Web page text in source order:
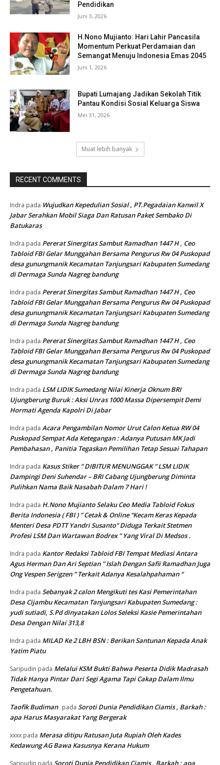
Pendidikan
Juni 3, 2026
H.Nono Mujianto: Hari Lahir Pancasila
Momentum Perkuat Perdamaian dan
Semangat Menuju Indonesia Emas 2045
Juni 1, 2026
Bupati Lumajang Jadikan Sekolah Titik
Pantau Kondisi Sosial Keluarga Siswa
Mei 31, 2026
Muat lebih banyak
RECENT COMMENTS
Indra pada Wujudkan Kepedulian Sosial , PT.Pegadaian Kanwil X
Jabar Serahkan Mobil Siaga Dan Ratusan Paket Sembako Di
Batukaras
Indra pada Pererat Sinergitas Sambut Ramadhan 1447 H , Ceo
Tabloid FBI Gelar Munggahan Bersama Pengurus Rw 04 Puskopad
desa gunungmanik Kecamatan Tanjungsari Kabupaten Sumedang
di Dermaga Sunda Nagreg bandung
Indra pada Pererat Sinergitas Sambut Ramadhan 1447 H , Ceo
Tabloid FBI Gelar Munggahan Bersama Pengurus Rw 04 Puskopad
desa gunungmanik Kecamatan Tanjungsari Kabupaten Sumedang
di Dermaga Sunda Nagreg bandung
Indra pada Pererat Sinergitas Sambut Ramadhan 1447 H , Ceo
Tabloid FBI Gelar Munggahan Bersama Pengurus Rw 04 Puskopad
desa gunungmanik Kecamatan Tanjungsari Kabupaten Sumedang
di Dermaga Sunda Nagreg bandung
Indra pada LSM LIDIK Sumedang Nilai Kinerja Oknum BRI
Ujungberung Buruk : Aksi Unras 1000 Massa Dipersempit Demi
Hormati Agenda Kapolri Di Jabar
Indra pada Acara Pengambilan Nomor Urut Calon Ketua RW 04
Puskopad Sempat Ada Ketegangan : Adanya Putusan MK Jadi
Pembahasan , Panitia Tegaskan Pemilihan Tetap Sesuai Tahapan
Indra pada Kasus Stiker ” DIBITUR MENUNGGAK ” LSM LIDIK
Dampingi Deni Suhendar – BRI Cabang Ujungberung Diminta
Pulihkan Nama Baik Nasabah Dalam 7 Hari !
Indra pada H.Nono Mujianto Selaku Ceo Media Tabloid Fokus
Berita Indonesia ( FBI ) ” Cetak & Online “Kecam Keras Kepada
Menteri Desa PDTT Yandri Susanto” Diduga Terkait Stetmen
Profesi LSM Dan Wartawan Bodrex ” Yang Viral Di Medsos .
Indra pada Kantor Redaksi Tabloid FBI Tempat Mediasi Antara
Agus Herman Dan Ari Septian ” Islah Dengan Safii Ramadhan Juga
Ong Vespen Serigzen ” Terkait Adanya Kesalahpahaman “
Indra pada Sebanyak 2 calon Mengikuti tes Kasi Pemerintahan
Desa Cijambu Kecamatan Tanjungsari Kabupaten Sumedang :
yudi sutiadi, S.Pd dinyatakan Lolos Seleksi Kasie Pemerintahan
Desa Dengan Nilai 313,8
Indra pada MILAD Ke 2 LBH BSN : Berikan Santunan Kepada Anak
Yatim Piatu
Saripudin pada Melalui KSM Bukti Bahwa Peserta Didik Madrasah
Tidak Hanya Pintar Dari Segi Agama Tapi Cakap Dalam Ilmu
Pengetahuan.
Taofik Budiman pada Soroti Dunia Pendidikan Ciamis , Barkah :
apa Harus Masyarakat Yang Bergerak
xxxx pada Merasa ditipu Ratusan Juta Rupiah Oleh Kades
Kedawung AG Bawa Kasusnya Kerana Hukum
Saripudin pada Soroti Dunia Pendidikan Ciamis , Barkah : apa